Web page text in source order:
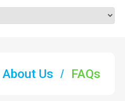
About Us FAQs